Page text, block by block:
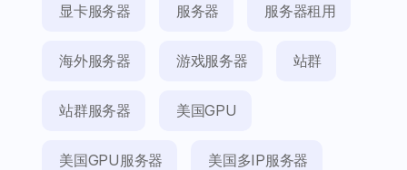
显卡服务器 服务器 服务器租用
海外服务器 游戏服务器 站群
站群服务器 美国GPU
美国GPU服务器 美国多IP服务器